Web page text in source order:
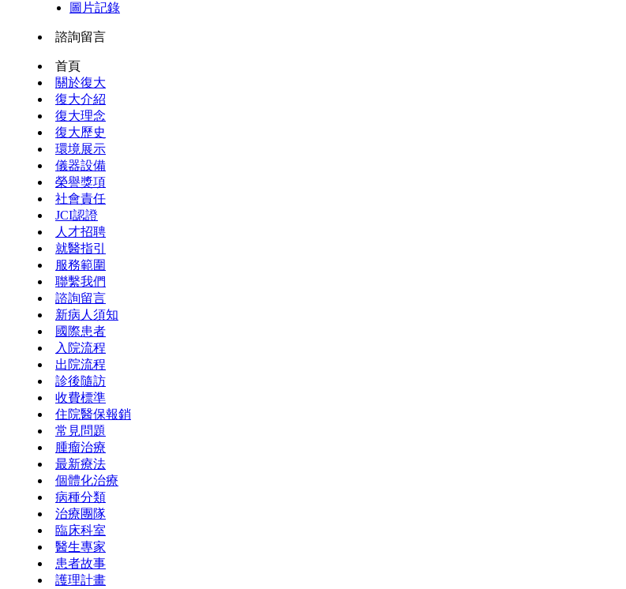
圖片記錄
諮詢留言
首頁
關於復大
復大介紹
復大理念
復大歷史
環境展示
儀器設備
榮譽獎項
社會責任
JCI認證
人才招聘
就醫指引
服務範圍
聯繫我們
諮詢留言
新病人須知
國際患者
入院流程
出院流程
診後隨訪
收費標準
住院醫保報銷
常見問題
腫瘤治療
最新療法
個體化治療
病種分類
治療團隊
臨床科室
醫生專家
患者故事
護理計畫